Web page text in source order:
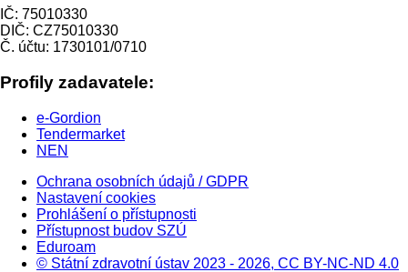
IČ: 75010330
DIČ: CZ75010330
Č. účtu: 1730101/0710
Profily zadavatele:
e-Gordion
Tendermarket
NEN
Ochrana osobních údajů / GDPR
Nastavení cookies
Prohlášení o přístupnosti
Přístupnost budov SZÚ
Eduroam
© Státní zdravotní ústav 2023 - 2026, CC BY-NC-ND 4.0